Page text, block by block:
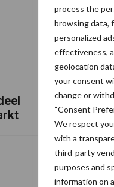
process the
browsing data,
personalized
effectiveness,
geolocation
your consent
change or
“Consent
We respect
with a
third-party
purposes and
information on
Tien